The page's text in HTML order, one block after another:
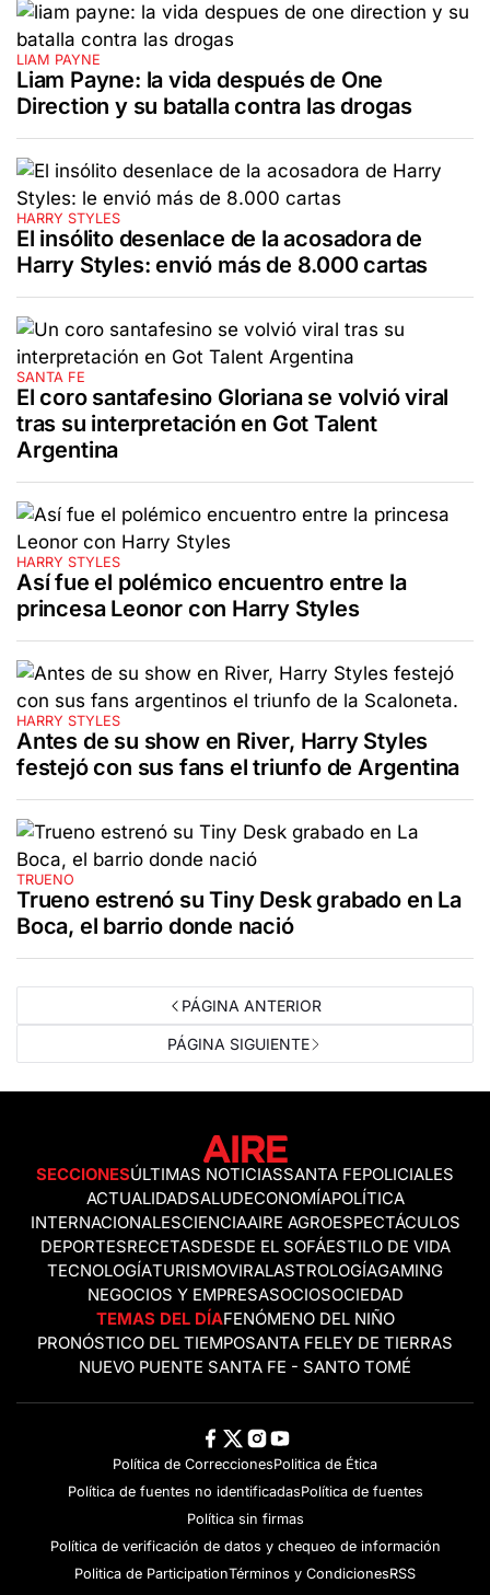
LIAM PAYNE
Liam Payne: la vida después de One
Direction y su batalla contra las drogas
HARRY STYLES
El insólito desenlace de la acosadora de
Harry Styles: envió más de 8.000 cartas
SANTA FE
El coro santafesino Gloriana se volvió viral
tras su interpretación en Got Talent
Argentina
HARRY STYLES
Así fue el polémico encuentro entre la
princesa Leonor con Harry Styles
HARRY STYLES
Antes de su show en River, Harry Styles
festejó con sus fans el triunfo de Argentina
TRUENO
Trueno estrenó su Tiny Desk grabado en La
Boca, el barrio donde nació
PÁGINA ANTERIOR
PÁGINA SIGUIENTE
SECCIONESÚLTIMAS NOTICIASSANTA FEPOLICIALES
ACTUALIDADSALUDECONOMÍAPOLÍTICA
INTERNACIONALESCIENCIAAIRE AGROESPECTÁCULOS
DEPORTESRECETASDESDE EL SOFÁESTILO DE VIDA
TECNOLOGÍATURISMOVIRALASTROLOGÍAGAMING
NEGOCIOS Y EMPRESASOCIOSOCIEDAD
TEMAS DEL DÍAFENÓMENO DEL NIÑO
PRONÓSTICO DEL TIEMPOSANTA FELEY DE TIERRAS
NUEVO PUENTE SANTA FE - SANTO TOMÉ
Política de CorreccionesPolitica de Ética
Política de fuentes no identificadasPolítica de fuentes
Política sin firmas
Política de verificación de datos y chequeo de información
Politica de ParticipationTérminos y CondicionesRSS